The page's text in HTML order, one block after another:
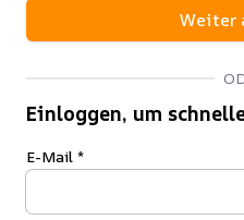
Weiter
Einloggen, um
E-Mail *